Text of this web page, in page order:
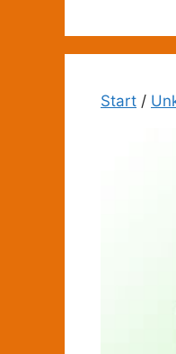
Start /